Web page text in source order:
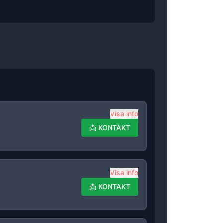
Visa info
📩 KONTAKT
Visa info
📩 KONTAKT